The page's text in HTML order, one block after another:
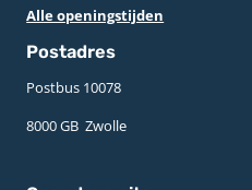
Alle openingstijden
Postadres
Postbus 10078 ­
8000 GB ­ Zwolle